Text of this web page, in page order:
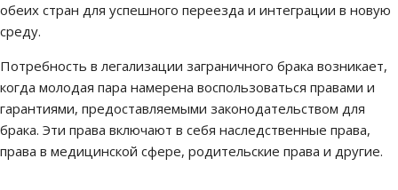
обеих стран для успешного переезда и интеграции в новую
среду.
Потребность в легализации заграничного брака возникает,
когда молодая пара намерена воспользоваться правами и
гарантиями, предоставляемыми законодательством для
брака. Эти права включают в себя наследственные права,
права в медицинской сфере, родительские права и другие.